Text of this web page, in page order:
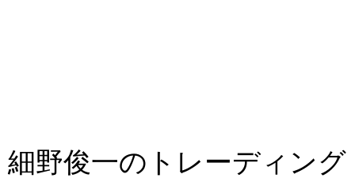
細野俊一のトレーディング